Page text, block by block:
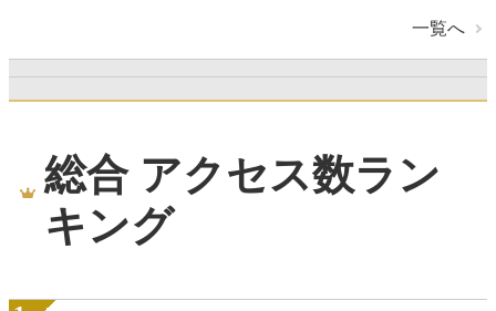
一覧へ
総合 アクセス数ラン
キング